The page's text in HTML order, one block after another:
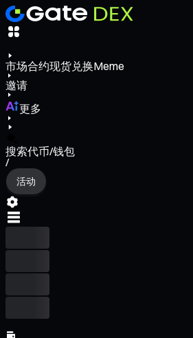
市场合约现货兑换Meme
邀请
更多
搜索代币/钱包
/
活动